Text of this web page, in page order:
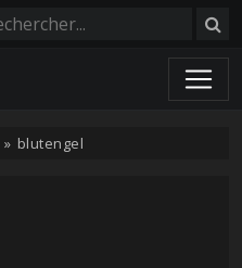
» blutengel